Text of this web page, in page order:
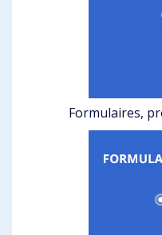
Formulaires,